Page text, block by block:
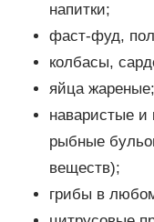
напитки;
фаст-фуд,
колбасы,
яйца жареные;
наваристые и
рыбные
веществ);
грибы в